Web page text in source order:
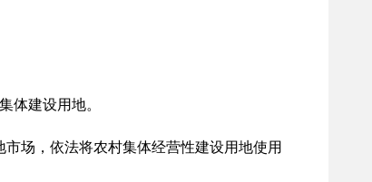
建设用地。
场，依法将农村集体经营性建设用地使用